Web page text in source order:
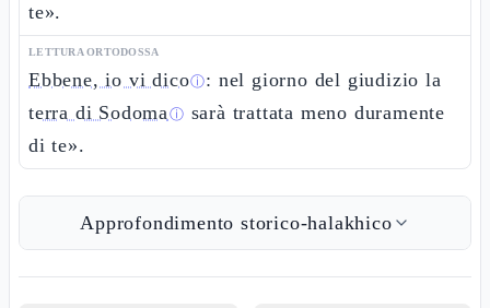
te».
LETTURA ORTODOSSA
Ebbene, io vi dicoⓘ: nel giorno del giudizio la
terra di Sodomaⓘ sarà trattata meno duramente
di te».
Approfondimento storico-halakhico